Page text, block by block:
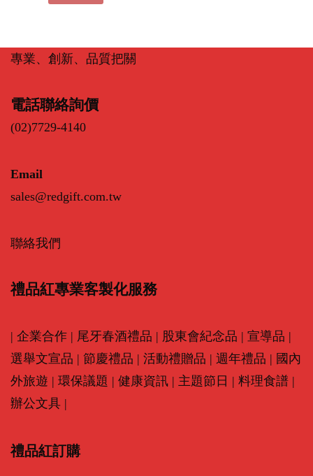
專業、創新、品質把關
電話聯絡詢價
(02)7729-4140
Email
sales@redgift.com.tw
聯絡我們
禮品紅專業客製化服務
| 企業合作 | 尾牙春酒禮品 | 股東會紀念品 | 宣導品 |
選舉文宣品 | 節慶禮品 | 活動禮贈品 | 週年禮品 | 國內
外旅遊 | 環保議題 | 健康資訊 | 主題節日 | 料理食譜 |
辦公文具 |
禮品紅訂購